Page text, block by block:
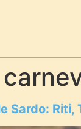
Sardo: Riti,